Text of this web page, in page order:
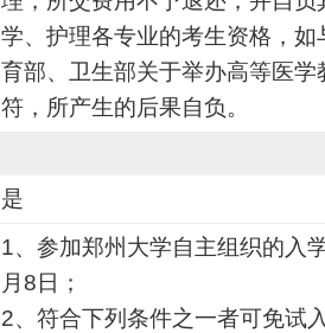
学、护理各专业的考生资格，
育部、卫生部关于举办高等医
符，所产生的后果自负。
是
1、参加郑州大学自主组织的入
月8日；
2、符合下列条件之一者可免试